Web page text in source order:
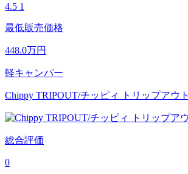
4.5 1
最低販売価格
448.0万円
軽キャンパー
Chippy TRIPOUT/チッピィ トリップアウト
総合評価
0